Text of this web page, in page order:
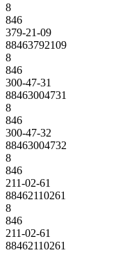
8
846
379-21-09
88463792109
8
846
300-47-31
88463004731
8
846
300-47-32
88463004732
8
846
211-02-61
88462110261
8
846
211-02-61
88462110261